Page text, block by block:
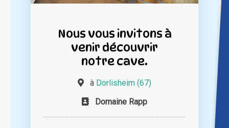
Nous vous invitons à
venir découvrir
notre cave.
à Dorlisheim (67)
Domaine Rapp